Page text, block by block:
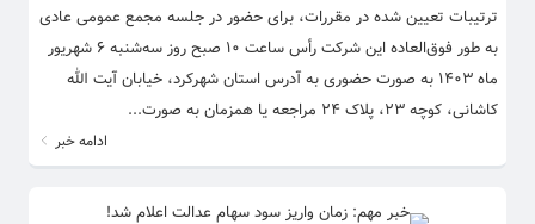
ترتیبات تعیین شده در مقررات، برای حضور در جلسه مجمع عمومی عادی
به طور فوق‌العاده این شرکت رأس ساعت ۱۰ صبح روز سه‌شنبه ۶ شهریور
ماه ۱۴۰۳ به صورت حضوری به آدرس استان شهرکرد، خیابان آیت الله
کاشانی، کوچه ۲۳، پلاک ۲۴ مراجعه یا همزمان به صورت...
ادامه خبر